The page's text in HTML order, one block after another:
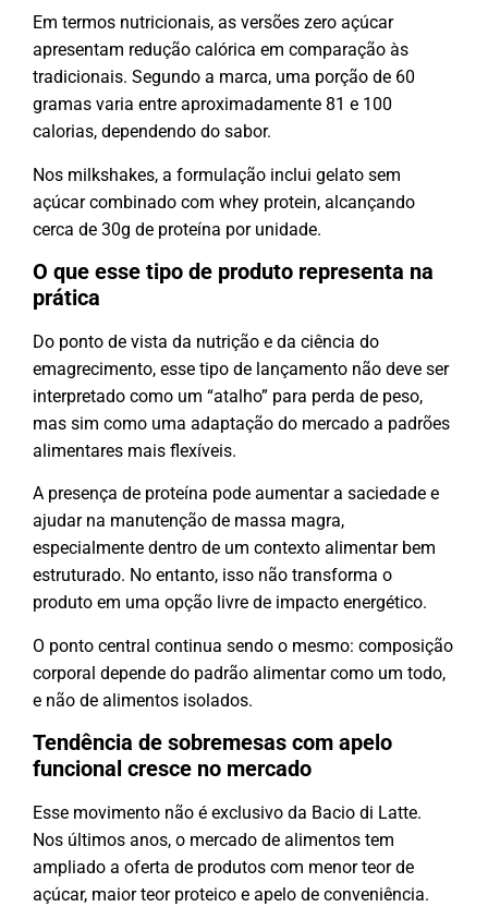
Em termos nutricionais, as versões zero açúcar
apresentam redução calórica em comparação às
tradicionais. Segundo a marca, uma porção de 60
gramas varia entre aproximadamente 81 e 100
calorias, dependendo do sabor.
Nos milkshakes, a formulação inclui gelato sem
açúcar combinado com whey protein, alcançando
cerca de 30g de proteína por unidade.
O que esse tipo de produto representa na
prática
Do ponto de vista da nutrição e da ciência do
emagrecimento, esse tipo de lançamento não deve ser
interpretado como um “atalho” para perda de peso,
mas sim como uma adaptação do mercado a padrões
alimentares mais flexíveis.
A presença de proteína pode aumentar a saciedade e
ajudar na manutenção de massa magra,
especialmente dentro de um contexto alimentar bem
estruturado. No entanto, isso não transforma o
produto em uma opção livre de impacto energético.
O ponto central continua sendo o mesmo: composição
corporal depende do padrão alimentar como um todo,
e não de alimentos isolados.
Tendência de sobremesas com apelo
funcional cresce no mercado
Esse movimento não é exclusivo da Bacio di Latte.
Nos últimos anos, o mercado de alimentos tem
ampliado a oferta de produtos com menor teor de
açúcar, maior teor proteico e apelo de conveniência.